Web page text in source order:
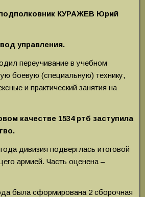
КУРАЖЕВ Юрий
управления.
переучивание в учебном
боевую (специальную) технику,
и практический занятия на
качестве 1534 ртб заступила
дивизия подверглась итоговой
армией. Часть оценена –
была сформирована 2 сборочная